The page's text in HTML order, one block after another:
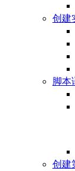
创建
脚本
创建